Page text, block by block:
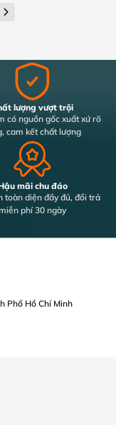
lượng vượt trội
có nguồn gốc xuất xứ rõ
cam kết chất lượng
mãi chu đáo
toàn diện đầy đủ, đổi trả
phí 30 ngày
Phố Hồ Chí Minh